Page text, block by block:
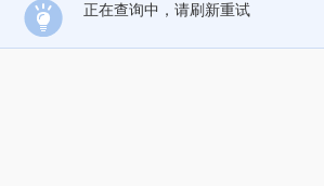
正在查询中，请刷新重试